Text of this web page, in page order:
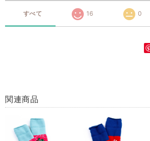
すべて 16 0
関連商品